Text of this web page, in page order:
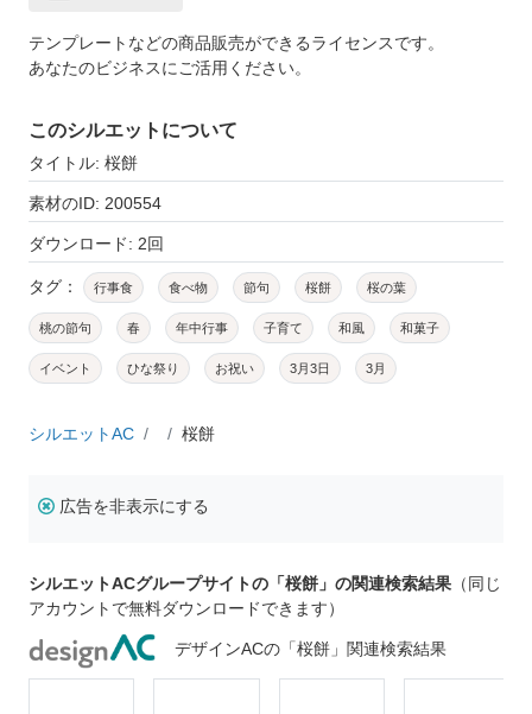
テンプレートなどの商品販売ができるライセンスです。
あなたのビジネスにご活用ください。
このシルエットについて
タイトル: 桜餅
素材のID: 200554
ダウンロード: 2回
タグ： 行事食 食べ物 節句 桜餅 桜の葉
桃の節句 春 年中行事 子育て 和風 和菓子
イベント ひな祭り お祝い 3月3日 3月
シルエットAC 桜餅
広告を非表示にする
シルエットACグループサイトの「桜餅」の関連検索結果 （同じ
アカウントで無料ダウンロードできます）
デザインACの「桜餅」関連検索結果